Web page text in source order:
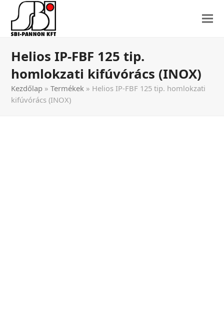
Helios IP-FBF 125 tip.
homlokzati kifúvórács (INOX)
Kezdőlap »Termékek » Helios IP-FBF 125 tip. homlokzati
kifúvórács (INOX)